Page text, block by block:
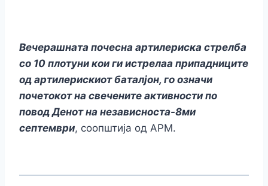
Вечерашната почесна артилериска стрелба
со 10 плотуни кои ги истрелаа припадниците
од артилерискиот баталјон, го означи
почетокот на свечените активности по
повод Денот на независноста-8ми
септември, соопштија од АРМ.